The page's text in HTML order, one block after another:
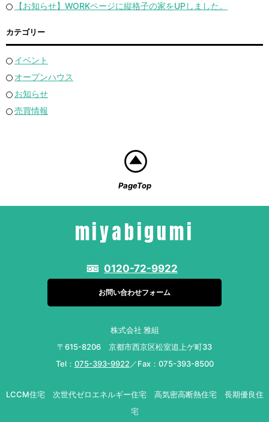
【お知らせ】WORKページに縦格子の家をUPしました。
カテゴリー
イベント
オープンハウス
お知らせ
売買情報
PageTop
miyabigumi
0120-72-9922
お問い合わせフォーム
株式会社 雅組
〒615-8206 京都市西京区松室追上ゲ町33
Tel： 075-393-9922 ／Fax：075-393-8500
LCCM住宅 次世代ゼロエネルギー住宅 高気密高断熱住宅 長期優良住
宅